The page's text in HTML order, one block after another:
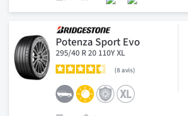
Potenza Sport Evo
295/40 R 20 110Y XL
8 avis